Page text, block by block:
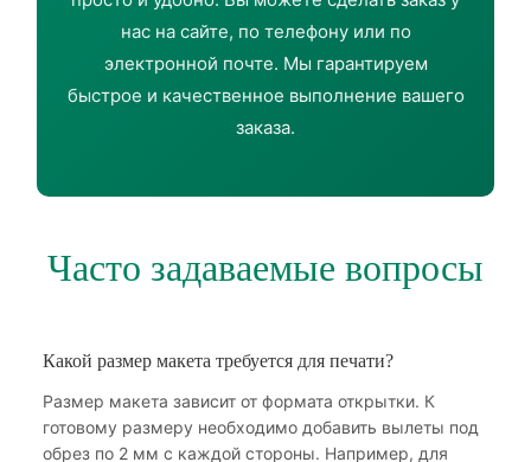
нас на сайте, по телефону или по
электронной почте. Мы гарантируем
быстрое и качественное выполнение вашего
заказа.
Часто задаваемые вопросы
Какой размер макета требуется для печати?
Размер макета зависит от формата открытки. К
готовому размеру необходимо добавить вылеты под
обрез по 2 мм с каждой стороны. Например, для